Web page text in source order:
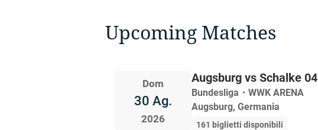
Upcoming Matches
Dom
30 Ag.
2026
Augsburg vs Schalke 04
Bundesliga ・ WWK ARENA
Augsburg, Germania
161 biglietti disponibili